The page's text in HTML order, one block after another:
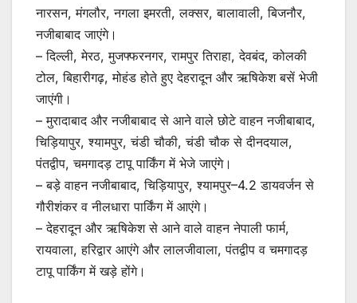
नारसन, मंगलौर, नगला इमरती, लक्सर, बालावाली, बिजनौर,
नजीबाबाद जाएंगे।
– दिल्ली, मेरठ, मुजफ्फरनगर, रामपुर तिराहा, देवबंद, कोलकी
टोल, बिहारीगढ़, मोहंड होते हुए देहरादून और ऋषिकेश बसें भेजी
जाएंगी।
– मुरादाबाद और नजीबाबाद से आने वाले छोटे वाहन नजीबाबाद,
चिड़ियापुर, श्यामपुर, चंडी चौकी, चंडी चौक से दीनदयाल,
पंतद्वीप, चमगादड़ टापू पार्किंग में भेजे जाएंगे।
– बड़े वाहन नजीबाबाद, चिड़ियापुर, श्यामपुर–4.2 डायवर्जन से
गौरीशंकर व नीलधारा पार्किंग में आएंगे।
– देहरादून और ऋषिकेश से आने वाले वाहन नेपाली फार्म,
रायवाला, हरिद्वार आएंगे और लालजीवाला, पंतद्वीप व चमगादड़
टापू पार्किंग में खड़े होंगे।